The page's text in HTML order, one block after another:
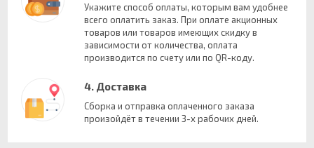
Укажите способ оплаты, которым вам удобнее
всего оплатить заказ. При оплате акционных
товаров или товаров имеющих скидку в
зависимости от количества, оплата
производится по счету или по QR-коду.
4. Доставка
Сборка и отправка оплаченного заказа
произойдёт в течении 3-х рабочих дней.